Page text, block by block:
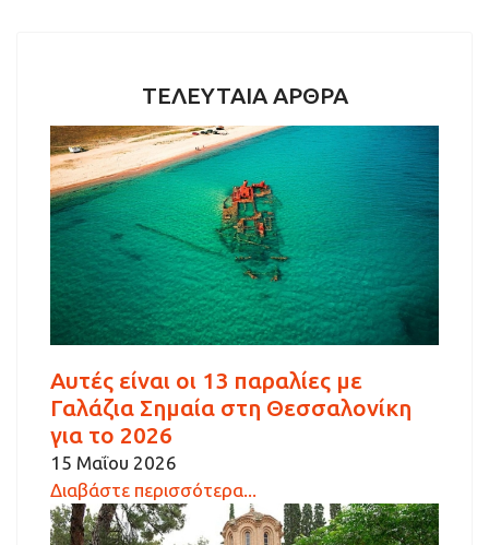
ΤΕΛΕΥΤΑΙΑ ΑΡΘΡΑ
Αυτές είναι οι 13 παραλίες με
Γαλάζια Σημαία στη Θεσσαλονίκη
για το 2026
15 Μαΐου 2026
Διαβάστε περισσότερα...